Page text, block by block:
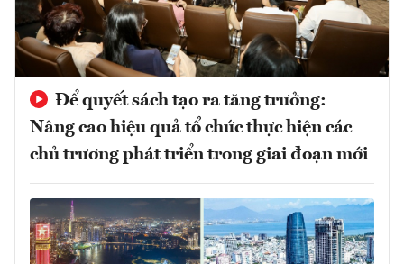
Để quyết sách tạo ra tăng trưởng:
Nâng cao hiệu quả tổ chức thực hiện các
chủ trương phát triển trong giai đoạn mới